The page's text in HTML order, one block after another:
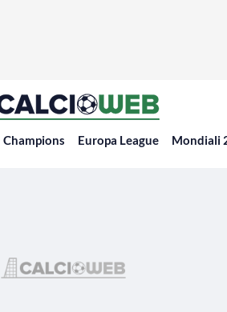
Champions Europa League Mondiali